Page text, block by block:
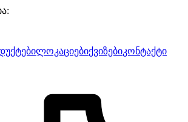
:
ლოკაციებიქვიზებიკონტაქტი